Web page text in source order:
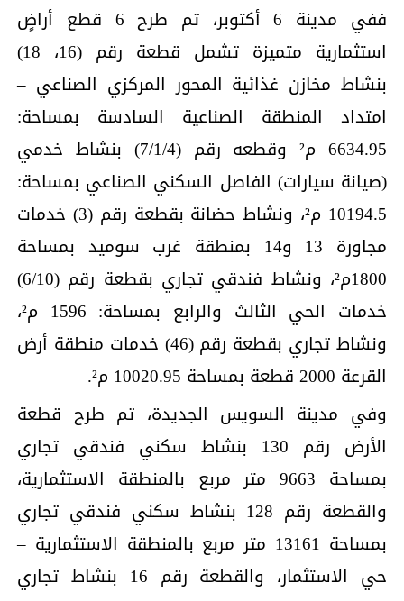
ففي مدينة 6 أكتوبر، تم طرح 6 قطع أراضٍ
استثمارية متميزة تشمل قطعة رقم (16، 18)
بنشاط مخازن غذائية المحور المركزي الصناعي –
امتداد المنطقة الصناعية السادسة بمساحة:
6634.95 م² وقطعه رقم (7/1/4) بنشاط خدمي
(صيانة سيارات) الفاصل السكني الصناعي بمساحة:
10194.5 م²، ونشاط حضانة بقطعة رقم (3) خدمات
مجاورة 13 و14 بمنطقة غرب سوميد بمساحة
1800م²، ونشاط فندقي تجاري بقطعة رقم (6/10)
خدمات الحي الثالث والرابع بمساحة: 1596 م²،
ونشاط تجاري بقطعة رقم (46) خدمات منطقة أرض
القرعة 2000 قطعة بمساحة 10020.95 م².
وفي مدينة السويس الجديدة، تم طرح قطعة
الأرض رقم 130 بنشاط سكني فندقي تجاري
بمساحة 9663 متر مربع بالمنطقة الاستثمارية،
والقطعة رقم 128 بنشاط سكني فندقي تجاري
بمساحة 13161 متر مربع بالمنطقة الاستثمارية –
حي الاستثمار، والقطعة رقم 16 بنشاط تجاري